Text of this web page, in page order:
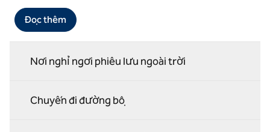
Đọc thêm
Nơi nghỉ ngơi phiêu lưu ngoài trời
Chuyến đi đường bộ